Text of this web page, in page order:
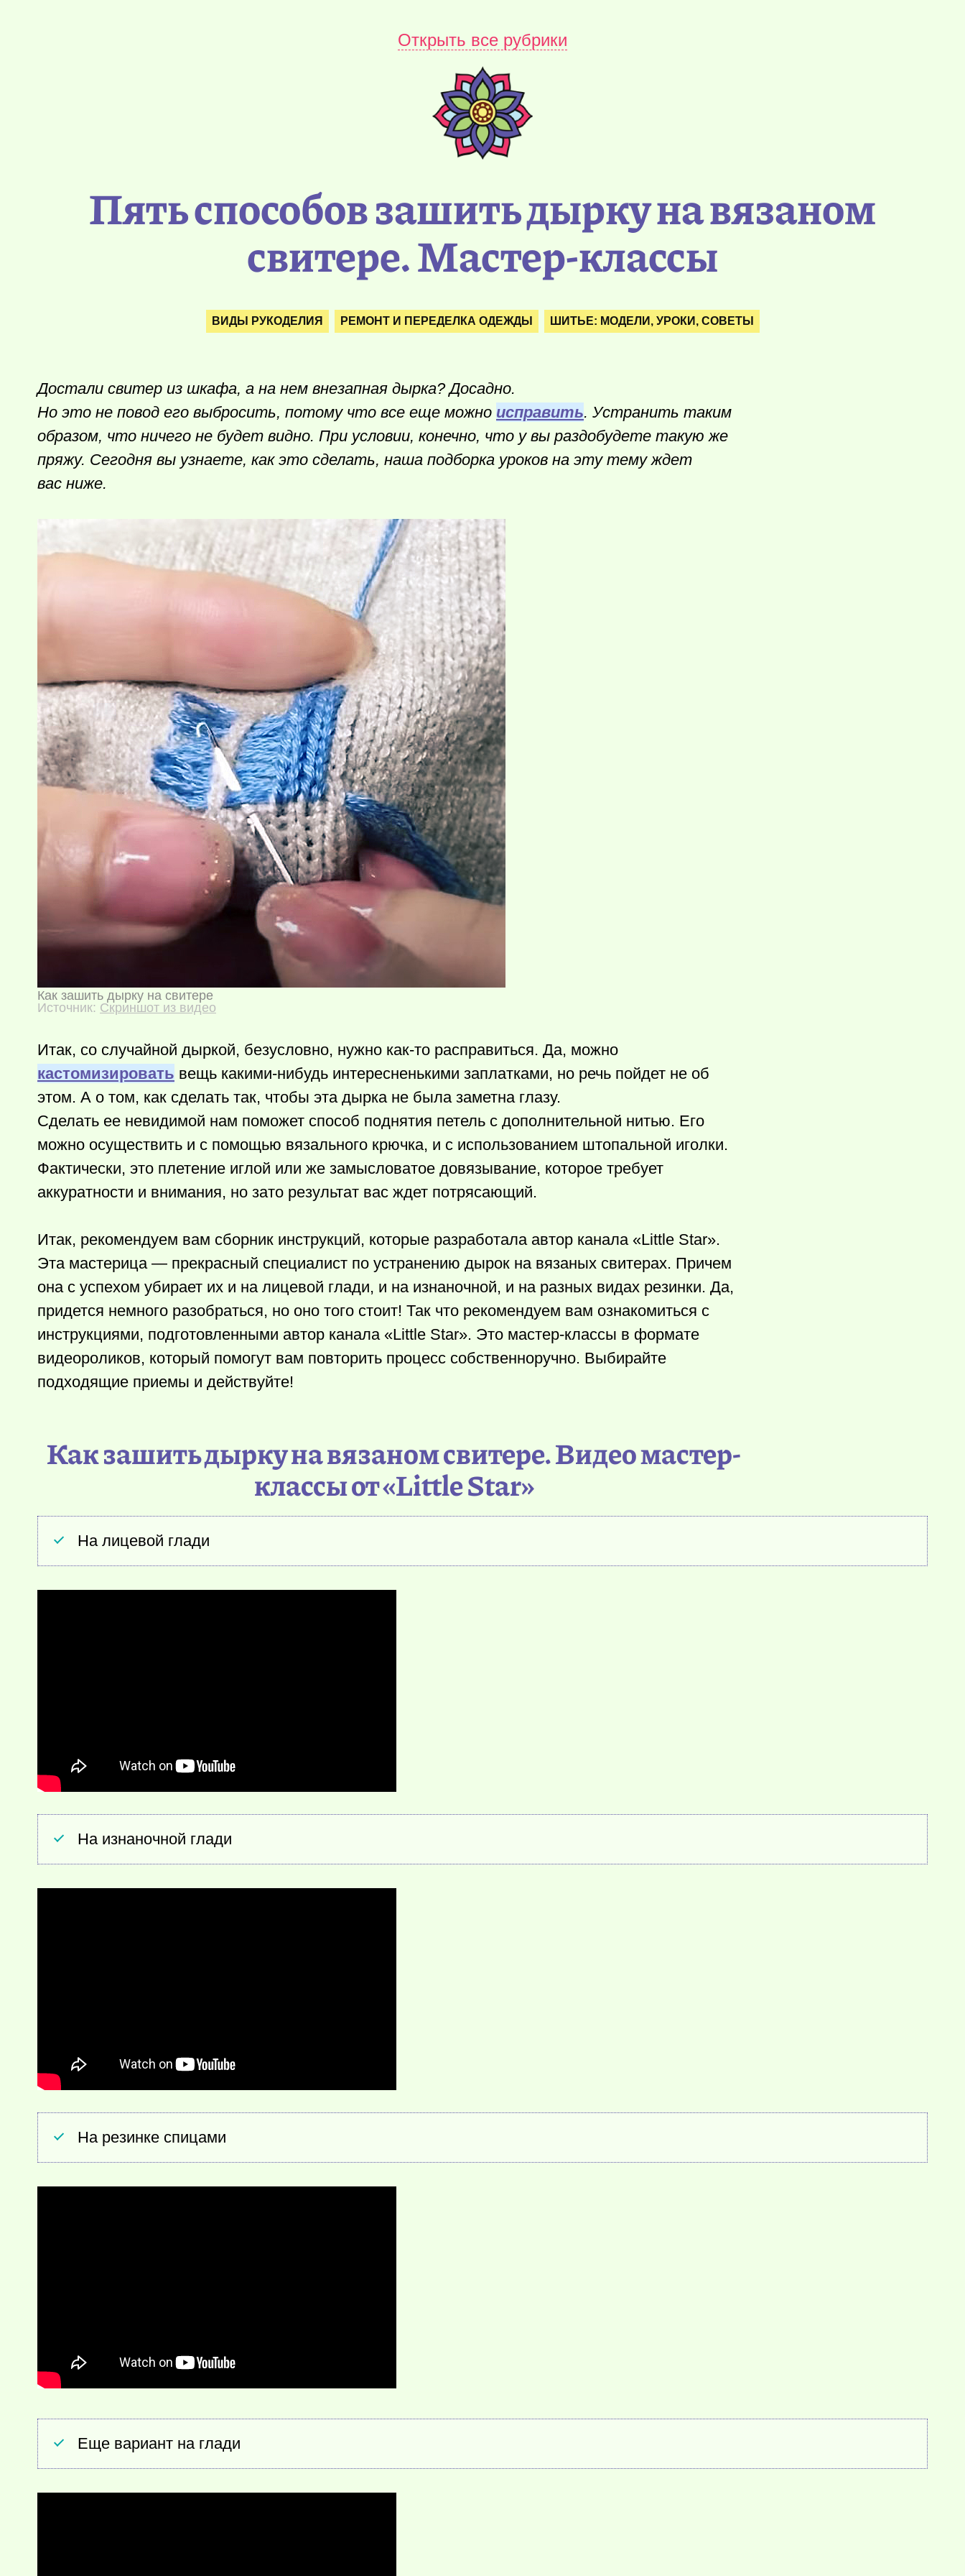
Открыть все рубрики
Пять способов зашить дырку на вязаном
свитере. Мастер-классы
ВИДЫ РУКОДЕЛИЯ РЕМОНТ И ПЕРЕДЕЛКА ОДЕЖДЫ ШИТЬЕ: МОДЕЛИ, УРОКИ, СОВЕТЫ
Достали свитер из шкафа, а на нем внезапная дырка? Досадно.
Но это не повод его выбросить, потому что все еще можно исправить. Устранить таким
образом, что ничего не будет видно. При условии, конечно, что у вы раздобудете такую же
пряжу. Сегодня вы узнаете, как это сделать, наша подборка уроков на эту тему ждет
вас ниже.
Как зашить дырку на свитере
Источник: Скриншот из видео
Итак, со случайной дыркой, безусловно, нужно как-то расправиться. Да, можно
кастомизировать вещь какими-нибудь интересненькими заплатками, но речь пойдет не об
этом. А о том, как сделать так, чтобы эта дырка не была заметна глазу.
Сделать ее невидимой нам поможет способ поднятия петель с дополнительной нитью. Его
можно осуществить и с помощью вязального крючка, и с использованием штопальной иголки.
Фактически, это плетение иглой или же замысловатое довязывание, которое требует
аккуратности и внимания, но зато результат вас ждет потрясающий.
Итак, рекомендуем вам сборник инструкций, которые разработала автор канала «Little Star».
Эта мастерица — прекрасный специалист по устранению дырок на вязаных свитерах. Причем
она с успехом убирает их и на лицевой глади, и на изнаночной, и на разных видах резинки. Да,
придется немного разобраться, но оно того стоит! Так что рекомендуем вам ознакомиться с
инструкциями, подготовленными автор канала «Little Star». Это мастер-классы в формате
видеороликов, который помогут вам повторить процесс собственноручно. Выбирайте
подходящие приемы и действуйте!
Как зашить дырку на вязаном свитере. Видео мастер-
классы от «Little Star»
На лицевой глади
На изнаночной глади
На резинке спицами
Еще вариант на глади